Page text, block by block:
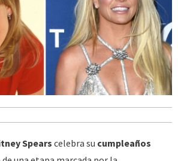
Spears celebra su cumpleaños